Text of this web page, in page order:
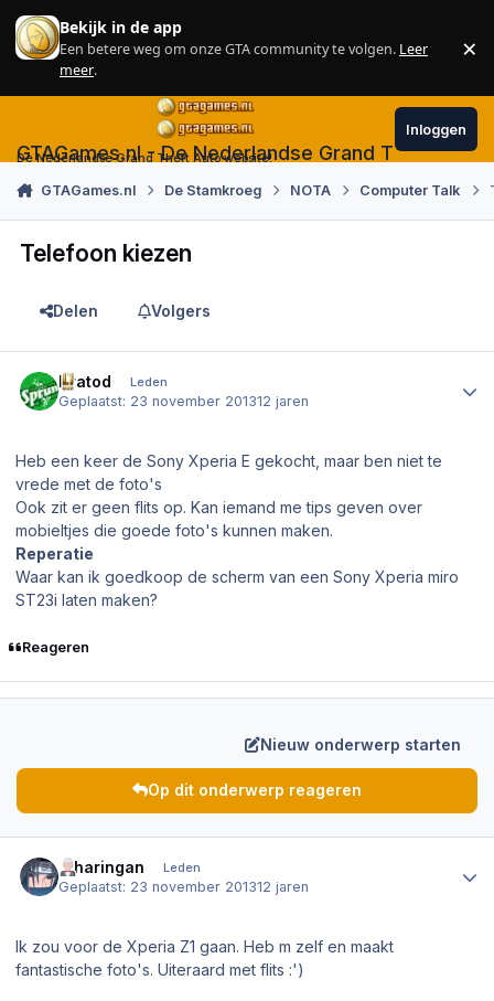
Skip to content
Bekijk in de app
Een betere weg om onze GTA community te volgen. Leer
meer.
×
GTAGames.nl - De Nederlandse Grand Theft Auto
De Nederlandse Grand Theft Auto website!
Inloggen
GTAGames.nl De Stamkroeg NOTA Computer Talk
Telefoon kiezen
Delen Volgers
Kratod Leden
Geplaatst: 23 november 201312 jaren
Heb een keer de Sony Xperia E gekocht, maar ben niet te
vrede met de foto's
Ook zit er geen flits op. Kan iemand me tips geven over
mobieltjes die goede foto's kunnen maken.
Reperatie
Waar kan ik goedkoop de scherm van een Sony Xperia miro
ST23i laten maken?
Reageren
Nieuw onderwerp starten
Op dit onderwerp reageren
.Sharingan Leden
Geplaatst: 23 november 201312 jaren
Ik zou voor de Xperia Z1 gaan. Heb m zelf en maakt
fantastische foto's. Uiteraard met flits :')